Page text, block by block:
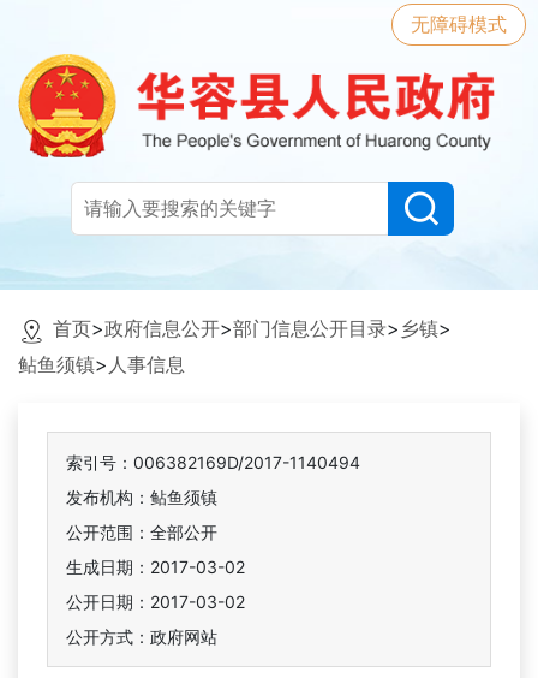
无障碍模式
首页>政府信息公开>部门信息公开目录> 乡镇>
鲇鱼须镇> 人事信息
索引号：006382169D/2017-1140494
发布机构：鲇鱼须镇
公开范围：全部公开
生成日期：2017-03-02
公开日期：2017-03-02
公开方式：政府网站